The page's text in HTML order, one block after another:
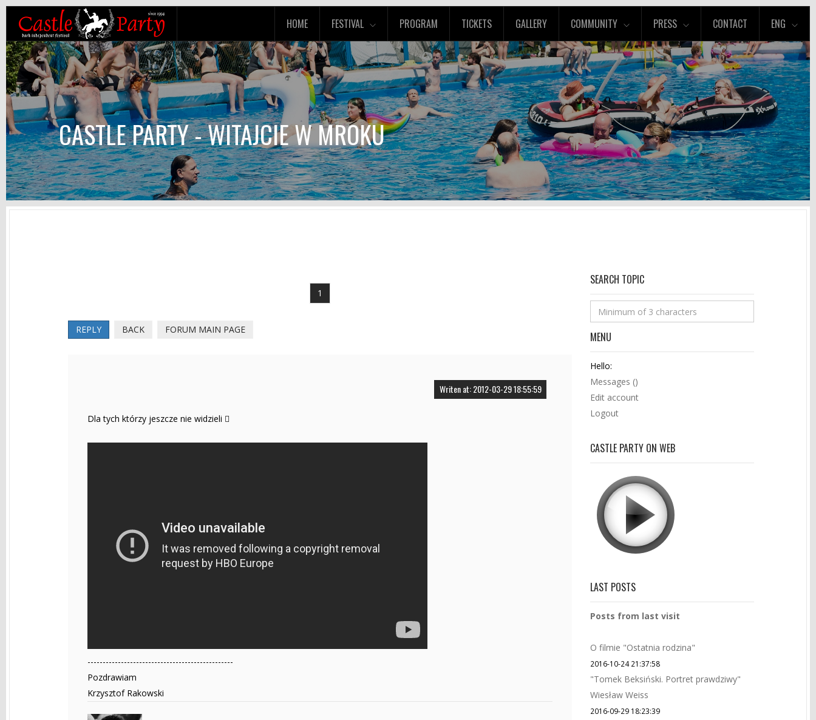
HOME FESTIVAL PROGRAM TICKETS GALLERY COMMUNITY PRESS CONTACT ENG
CASTLE PARTY - WITAJCIE W MROKU
1
REPLY BACK FORUM MAIN PAGE
Writen at: 2012-03-29 18:55:59
Dla tych którzy jeszcze nie widzieli 
------------------------------------------------
Pozdrawiam
Krzysztof Rakowski
SEARCH TOPIC
MENU
Hello:
Messages ()
Edit account
Logout
CASTLE PARTY ON WEB
LAST POSTS
Posts from last visit
O filmie "Ostatnia rodzina"
2016-10-24 21:37:58
"Tomek Beksiński. Portret prawdziwy"
Wiesław Weiss
2016-09-29 18:23:39